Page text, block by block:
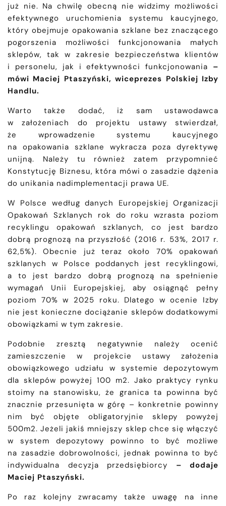
już nie. Na chwilę obecną nie widzimy możliwości
efektywnego uruchomienia systemu kaucyjnego,
który obejmuje opakowania szklane bez znaczącego
pogorszenia możliwości funkcjonowania małych
sklepów, tak w zakresie bezpieczeństwa klientów
i personelu, jak i efektywności funkcjonowania –
mówi Maciej Ptaszyński, wiceprezes Polskiej Izby
Handlu.
Warto także dodać, iż sam ustawodawca
w założeniach do projektu ustawy stwierdzał,
że wprowadzenie systemu kaucyjnego
na opakowania szklane wykracza poza dyrektywę
unijną. Należy tu również zatem przypomnieć
Konstytucję Biznesu, która mówi o zasadzie dążenia
do unikania nadimplementacji prawa UE.
W Polsce według danych Europejskiej Organizacji
Opakowań Szklanych rok do roku wzrasta poziom
recyklingu opakowań szklanych, co jest bardzo
dobrą prognozą na przyszłość (2016 r. 53%, 2017 r.
62,5%). Obecnie już teraz około 70% opakowań
szklanych w Polsce poddanych jest recyklingowi,
a to jest bardzo dobrą prognozą na spełnienie
wymagań Unii Europejskiej, aby osiągnąć pełny
poziom 70% w 2025 roku. Dlatego w ocenie Izby
nie jest konieczne dociążanie sklepów dodatkowymi
obowiązkami w tym zakresie.
Podobnie zresztą negatywnie należy ocenić
zamieszczenie w projekcie ustawy założenia
obowiązkowego udziału w systemie depozytowym
dla sklepów powyżej 100 m2. Jako praktycy rynku
stoimy na stanowisku, że granica ta powinna być
znacznie przesunięta w górę – konkretnie powinny
nim być objęte obligatoryjnie sklepy powyżej
500m2. Jeżeli jakiś mniejszy sklep chce się włączyć
w system depozytowy powinno to być możliwe
na zasadzie dobrowolności, jednak powinna to być
indywidualna decyzja przedsiębiorcy – dodaje
Maciej Ptaszyński.
Po raz kolejny zwracamy także uwagę na inne